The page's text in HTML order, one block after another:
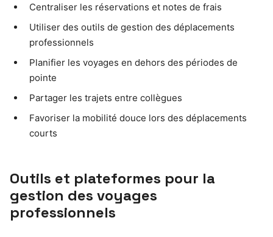
Centraliser les réservations et notes de frais
Utiliser des outils de gestion des déplacements
professionnels
Planifier les voyages en dehors des périodes de
pointe
Partager les trajets entre collègues
Favoriser la mobilité douce lors des déplacements
courts
Outils et plateformes pour la
gestion des voyages
professionnels